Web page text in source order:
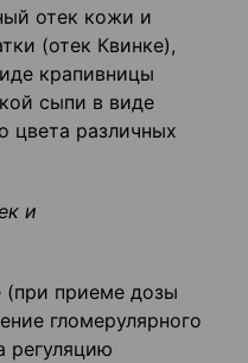
отек кожи и
(отек Квинке),
крапивницы
сыпи в виде
цвета различных
и
(при приеме дозы
гломерулярного
регуляцию